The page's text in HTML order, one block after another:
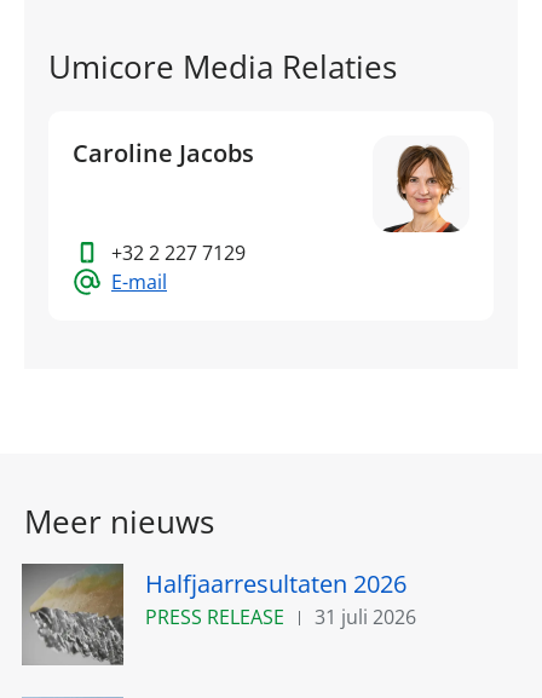
Umicore Media Relaties
Caroline Jacobs
+32 2 227 7129
E-mail
Meer nieuws
Halfjaarresultaten 2026
PRESS RELEASE 31 juli 2026